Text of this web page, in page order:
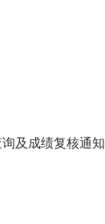
询及成绩复核通知